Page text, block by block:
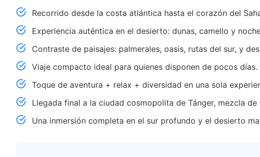
Recorrido desde la costa atlántica hasta el corazón del
Experiencia auténtica en el desierto: dunas, camello y
Contraste de paisajes: palmerales, oasis, rutas del sur, y
Viaje compacto ideal para quienes disponen de pocos días.
Toque de aventura + relax + diversidad en una sola
Llegada final a la ciudad cosmopolita de Tánger, mezcla
Una inmersión completa en el sur profundo y el desierto